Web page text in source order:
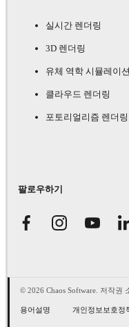
실시간 렌더링
3D 렌더링
유체 역학 시뮬레이션
클라우드 렌더링
포토리얼리즘 렌더링
팔로우하기
© 2026 Chaos Software. 저작권
용어설명 개인정보보호정